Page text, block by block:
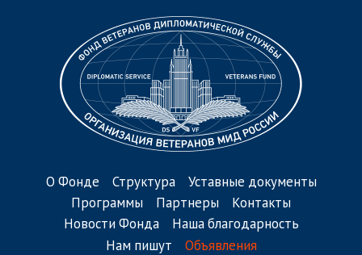
О Фонде Структура
Уставные документы
Программы
Партнеры
Контакты
Новости Фонда
Наша благодарность
Нам пишут
Объявления